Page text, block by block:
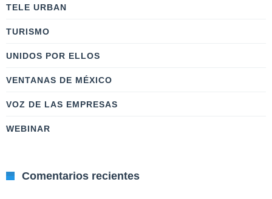
TELE URBAN
TURISMO
UNIDOS POR ELLOS
VENTANAS DE MÉXICO
VOZ DE LAS EMPRESAS
WEBINAR
Comentarios recientes